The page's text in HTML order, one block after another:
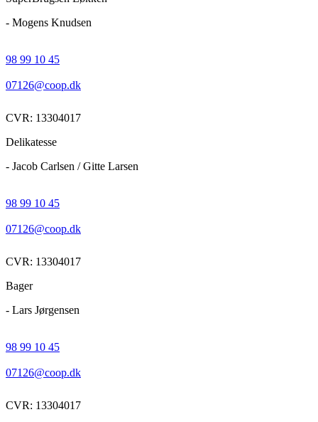
- Mogens Knudsen
98 99 10 45
07126@coop.dk
CVR: 13304017
Delikatesse
- Jacob Carlsen / Gitte Larsen
98 99 10 45
07126@coop.dk
CVR: 13304017
Bager
- Lars Jørgensen
98 99 10 45
07126@coop.dk
CVR: 13304017